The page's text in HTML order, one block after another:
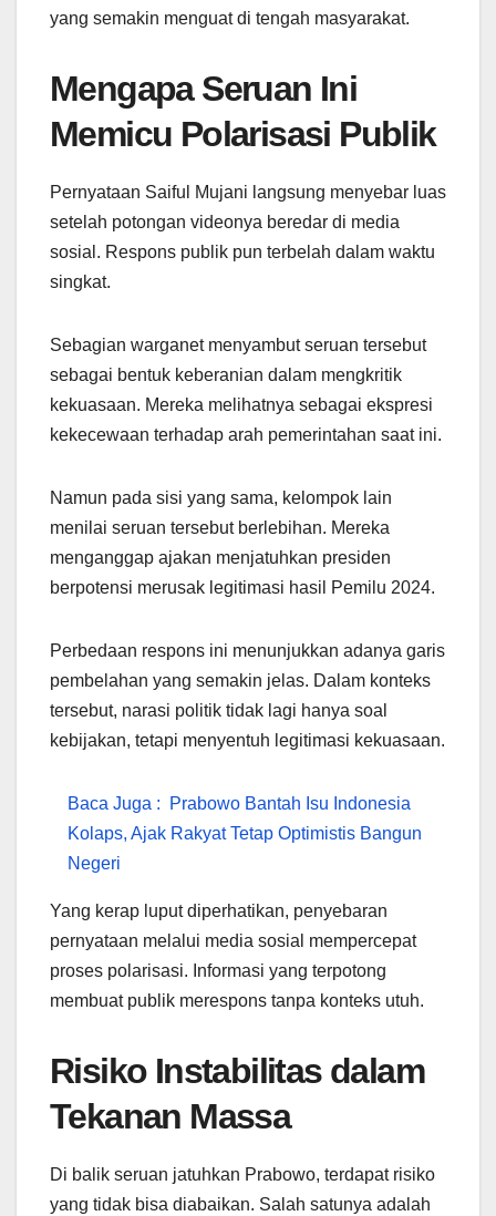
yang semakin menguat di tengah masyarakat.
Mengapa Seruan Ini
Memicu Polarisasi Publik
Pernyataan Saiful Mujani langsung menyebar luas
setelah potongan videonya beredar di media
sosial. Respons publik pun terbelah dalam waktu
singkat.
Sebagian warganet menyambut seruan tersebut
sebagai bentuk keberanian dalam mengkritik
kekuasaan. Mereka melihatnya sebagai ekspresi
kekecewaan terhadap arah pemerintahan saat ini.
Namun pada sisi yang sama, kelompok lain
menilai seruan tersebut berlebihan. Mereka
menganggap ajakan menjatuhkan presiden
berpotensi merusak legitimasi hasil Pemilu 2024.
Perbedaan respons ini menunjukkan adanya garis
pembelahan yang semakin jelas. Dalam konteks
tersebut, narasi politik tidak lagi hanya soal
kebijakan, tetapi menyentuh legitimasi kekuasaan.
Baca Juga :
Prabowo Bantah Isu Indonesia
Kolaps, Ajak Rakyat Tetap Optimistis Bangun
Negeri
Yang kerap luput diperhatikan, penyebaran
pernyataan melalui media sosial mempercepat
proses polarisasi. Informasi yang terpotong
membuat publik merespons tanpa konteks utuh.
Risiko Instabilitas dalam
Tekanan Massa
Di balik seruan jatuhkan Prabowo, terdapat risiko
yang tidak bisa diabaikan. Salah satunya adalah